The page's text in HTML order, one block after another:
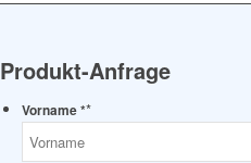
Produkt-Anfrage
Vorname **